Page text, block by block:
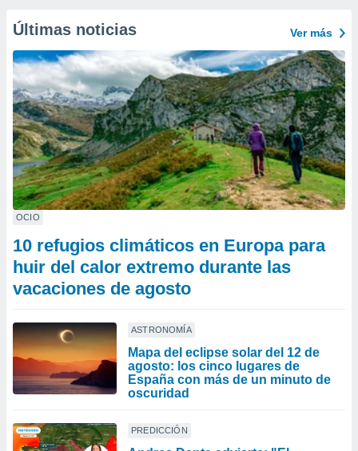
Últimas noticias Ver más
OCIO
10 refugios climáticos en Europa para
huir del calor extremo durante las
vacaciones de agosto
ASTRONOMÍA
Mapa del eclipse solar del 12 de
agosto: los cinco lugares de
España con más de un minuto de
oscuridad
PREDICCIÓN